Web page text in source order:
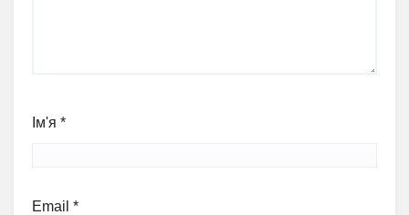
Ім'я *
Email *